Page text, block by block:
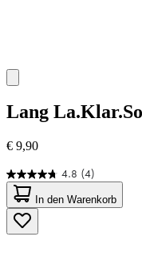
Lang
€ 9,90
4.8 (4)
4.8
von
5
Sternen.
4
In den Warenkorb